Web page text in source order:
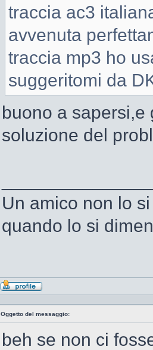
traccia ac3
avvenuta
traccia mp3 ho
suggeritomi da
buono a sapersi,e
soluzione del
Un amico non lo
quando lo si
Profilo
Oggetto del messaggio:
beh se non ci